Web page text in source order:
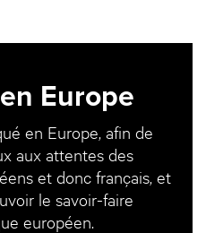
Europe
en Europe, afin de
aux attentes des
et donc français, et
le savoir-faire
européen.